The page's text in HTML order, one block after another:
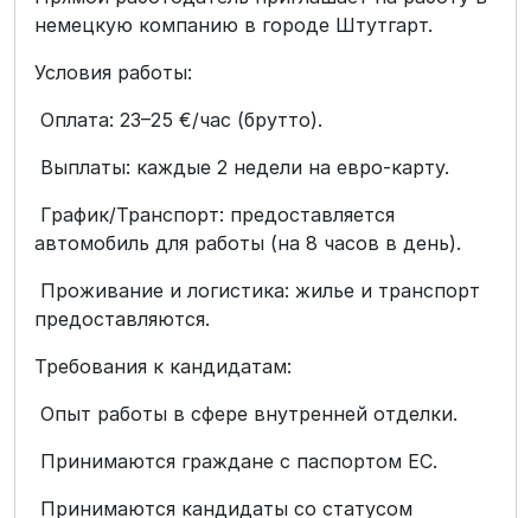
немецкую компанию в городе Штутгарт.
Условия работы:
Оплата: 23–25 €/час (брутто).
Выплаты: каждые 2 недели на евро-карту.
График/Транспорт: предоставляется
автомобиль для работы (на 8 часов в день).
Проживание и логистика: жилье и транспорт
предоставляются.
Требования к кандидатам:
Опыт работы в сфере внутренней отделки.
Принимаются граждане с паспортом ЕС.
Принимаются кандидаты со статусом